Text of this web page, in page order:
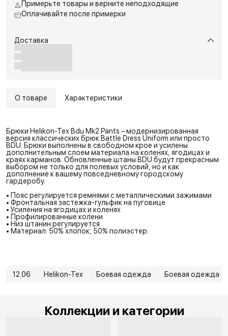
Примерьте товары и верните неподходящие
Оплачивайте после примерки
Доставка
О товаре Характеристики
Брюки Helikon-Tex Bdu Mk2 Pants – модернизированная
версия классических брюк Battle Dress Uniform или просто
BDU. Брюки выполнены в свободном крое и усилены
дополнительным слоем материала на коленях, ягодицах и
краях карманов. Обновленные штаны BDU будут прекрасным
выбором не только для полевых условий, но и как
дополнение к вашему повседневному городскому
гардеробу.
• Пояс регулируется ремнями с металлическими зажимами
• Фронтальная застежка-гульфик на пуговице
• Усиления на ягодицах и коленях
• Профилированные колени
• Низ штанин регулируется
• Материал: 50% хлопок, 50% полиэстер.
12.06 Helikon-Tex Боевая одежда Боевая одежда
Коллекции и категории